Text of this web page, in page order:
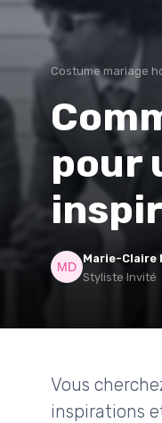
Costume mariage
pour
Marie-Claire
Styliste Invité
Vous
inspirations